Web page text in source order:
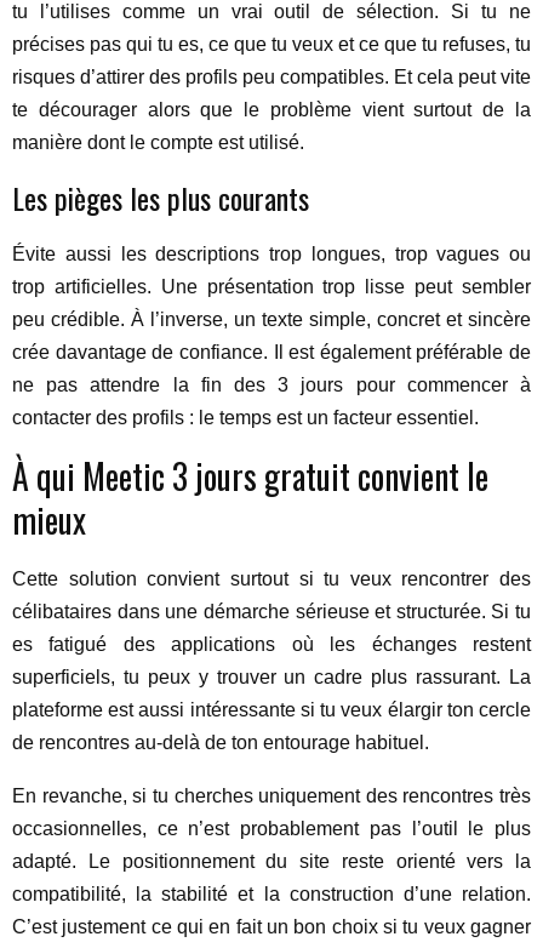
tu l’utilises comme un vrai outil de sélection. Si tu ne
précises pas qui tu es, ce que tu veux et ce que tu refuses, tu
risques d’attirer des profils peu compatibles. Et cela peut vite
te décourager alors que le problème vient surtout de la
manière dont le compte est utilisé.
Les pièges les plus courants
Évite aussi les descriptions trop longues, trop vagues ou
trop artificielles. Une présentation trop lisse peut sembler
peu crédible. À l’inverse, un texte simple, concret et sincère
crée davantage de confiance. Il est également préférable de
ne pas attendre la fin des 3 jours pour commencer à
contacter des profils : le temps est un facteur essentiel.
À qui Meetic 3 jours gratuit convient le
mieux
Cette solution convient surtout si tu veux rencontrer des
célibataires dans une démarche sérieuse et structurée. Si tu
es fatigué des applications où les échanges restent
superficiels, tu peux y trouver un cadre plus rassurant. La
plateforme est aussi intéressante si tu veux élargir ton cercle
de rencontres au-delà de ton entourage habituel.
En revanche, si tu cherches uniquement des rencontres très
occasionnelles, ce n’est probablement pas l’outil le plus
adapté. Le positionnement du site reste orienté vers la
compatibilité, la stabilité et la construction d’une relation.
C’est justement ce qui en fait un bon choix si tu veux gagner